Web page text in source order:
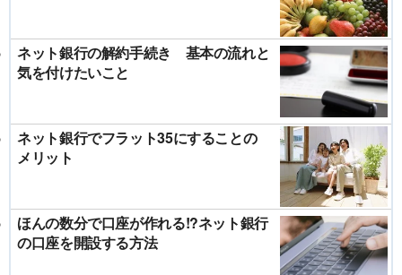
ネット銀行の解約手続き 基本の流れと
気を付けたいこと
ネット銀行でフラット35にすることの
メリット
ほんの数分で口座が作れる!?ネット銀行
の口座を開設する方法